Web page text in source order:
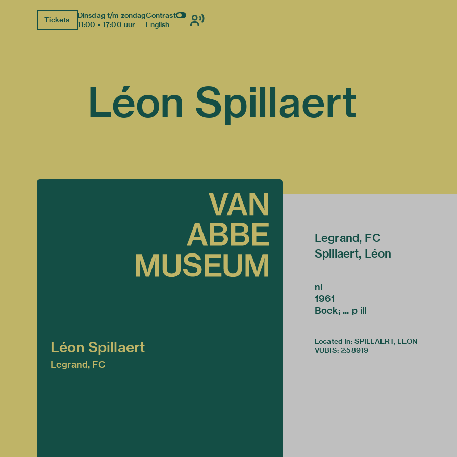
Tickets
Dinsdag t/m zondag
11:00 - 17:00 uur
Contrast
English
Léon Spillaert
Léon Spillaert
Legrand, FC
Legrand, FC
Spillaert, Léon
nl
1961
Boek; ... p ill
Located in: SPILLAERT, LEON
VUBIS: 2:58919